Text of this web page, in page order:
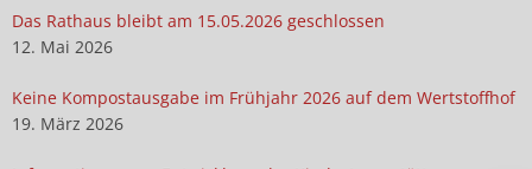
Das Rathaus bleibt am 15.05.2026 geschlossen
12. Mai 2026
Keine Kompostausgabe im Frühjahr 2026 auf dem Wertstoffhof
19. März 2026